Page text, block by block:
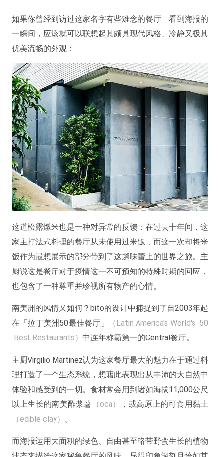
如果你曾经到访过这家名字有些难念的餐厅，看到海报的
一瞬间，应该就可以联想起其颇具现代风格、冷静又极其
优美流畅的外观：
这道松露燉米也是一种对异常的反馈：在过去十年间，这
家主打法式料理的餐厅从未使用过米饭，而这一次却将米
饭作为最想展示的部分带到了这趟味蕾上的世界之旅。主
厨说这是餐厅对于疫情这一不可预知的特殊时期的回应，
也包含了一种尊重并珍视所有物产的心情。
南美洲的风情又如何？bito的设计中捕捉到了自2003年起
在「拉丁美洲50最佳餐厅」
（Latin America's World's 50
Best Restaurants） 中连年称霸第一的Central餐厅。
主厨Virgilio Martinez认为这家餐厅最大的魅力在于通过料
理打造了一个生态系统，想藉此表现出从丰沛的大自然中
体验和感受到的一切。食材常会用到诸如海拔11,000公尺
以上生长的南美酢浆薯 （oca）
，或高原上的可食用黏土
（edible clay） 。
而海报运用大面积的绿色、自由甚至略带野蛮生长的植物